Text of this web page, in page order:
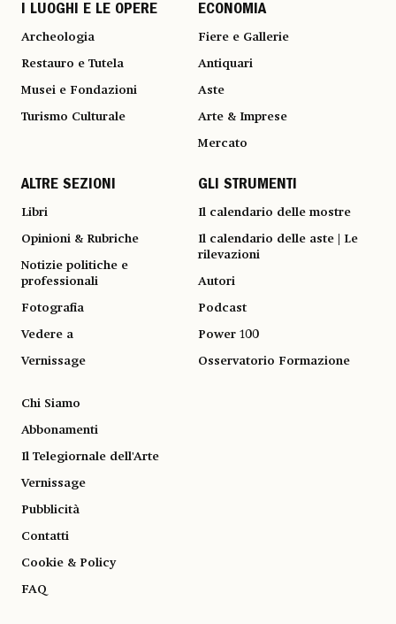
I LUOGHI E LE OPERE
Archeologia
Restauro e Tutela
Musei e Fondazioni
Turismo Culturale
ECONOMIA
Fiere e Gallerie
Antiquari
Aste
Arte & Imprese
Mercato
ALTRE SEZIONI
Libri
Opinioni & Rubriche
Notizie politiche e
professionali
Fotografia
Vedere a
Vernissage
GLI STRUMENTI
Il calendario delle mostre
Il calendario delle aste | Le
rilevazioni
Autori
Podcast
Power 100
Osservatorio Formazione
Chi Siamo
Abbonamenti
Il Telegiornale dell'Arte
Vernissage
Pubblicità
Contatti
Cookie & Policy
FAQ